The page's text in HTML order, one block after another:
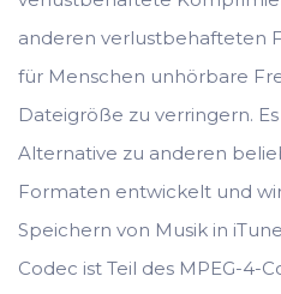
anderen verlustbehafteten
für Menschen unhörbare
Dateigröße zu verringern.
Alternative zu anderen
Formaten entwickelt und
Speichern von Musik in
Codec ist Teil des MPEG-4-